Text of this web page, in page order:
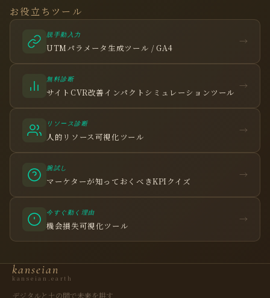
お役立ちツール
脱手動入力
UTMパラメータ生成ツール / GA4
→
無料診断
サイトCVR改善インパクトシミュレーションツール
→
リソース診断
人的リソース可視化ツール
→
腕試し
マーケターが知っておくべきKPIクイズ
→
今すぐ動く理由
機会損失可視化ツール
→
kanseian
kanseian.earth
デジタルと土の間で未来を耕す
観 観省庵 相談窓口
BUSINESS CONSULTING
📈 利益を増やしたい